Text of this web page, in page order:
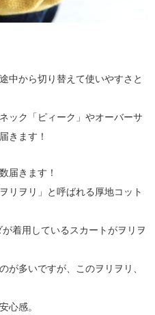
中から切り替えて使いやすさと
ック「ピィーク」やオーバーサ
きます！
届きます！
リヲリ」と呼ばれる厚地コット
着用しているスカートがヲリヲ
が多いですが、このヲリヲリ、
心感。